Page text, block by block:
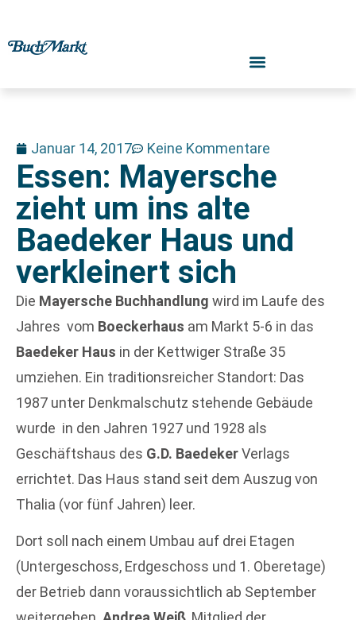
Januar 14, 2017 Keine Kommentare
Essen: Mayersche
zieht um ins alte
Baedeker Haus und
verkleinert sich
Die Mayersche Buchhandlung wird im Laufe des
Jahres vom Boeckerhaus am Markt 5-6 in das
Baedeker Haus in der Kettwiger Straße 35
umziehen. Ein traditionsreicher Standort: Das
1987 unter Denkmalschutz stehende Gebäude
wurde in den Jahren 1927 und 1928 als
Geschäftshaus des G.D. BaedekerVerlags
errichtet. Das Haus stand seit dem Auszug von
Thalia (vor fünf Jahren) leer.
Dort soll nach einem Umbau auf drei Etagen
(Untergeschoss, Erdgeschoss und 1. Oberetage)
der Betrieb dann voraussichtlich ab September